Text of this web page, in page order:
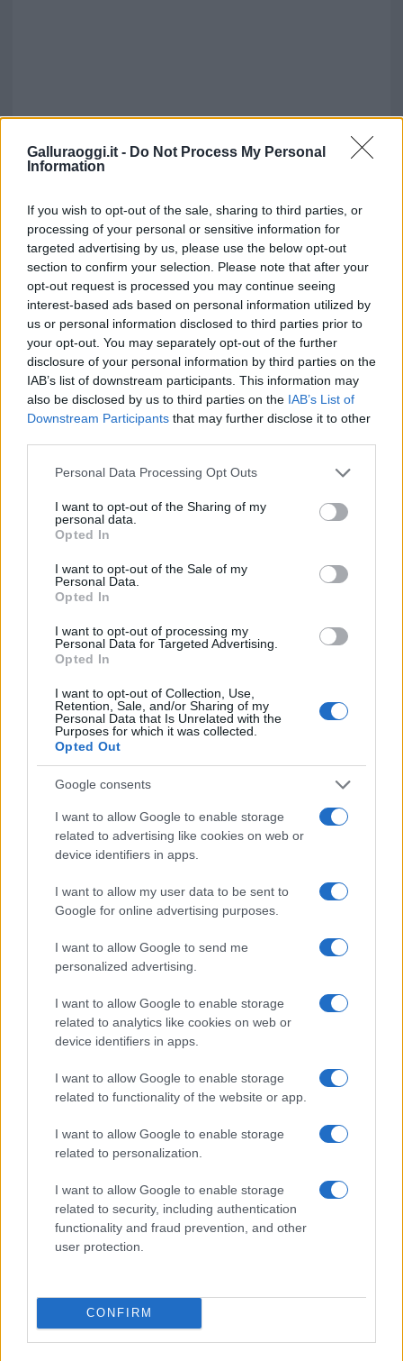
Galluraoggi.it - Do Not Process My Personal
Information
If you wish to opt-out of the sale, sharing to third parties, or
processing of your personal or sensitive information for
targeted advertising by us, please use the below opt-out
section to confirm your selection. Please note that after your
opt-out request is processed you may continue seeing
interest-based ads based on personal information utilized by
us or personal information disclosed to third parties prior to
your opt-out. You may separately opt-out of the further
disclosure of your personal information by third parties on the
IAB’s list of downstream participants. This information may
also be disclosed by us to third parties on the IAB’s List of
Downstream Participants that may further disclose it to other
Please note that this website/app uses one or more Google
not limited to your visit or usage behaviour. You may click to
grant or deny consent to Google and its third-party tags to
use your data for below specified purposes in below Google
consent section.
Personal Data Processing Opt Outs
I want to opt-out of the Sharing of my
personal data.
Opted In
I want to opt-out of the Sale of my
Personal Data.
Opted In
I want to opt-out of processing my
Personal Data for Targeted Advertising.
Opted In
I want to opt-out of Collection, Use,
Retention, Sale, and/or Sharing of my
Personal Data that Is Unrelated with the
Purposes for which it was collected.
Opted Out
Google consents
I want to allow Google to enable storage
related to advertising like cookies on web or
device identifiers in apps.
I want to allow my user data to be sent to
Google for online advertising purposes.
I want to allow Google to send me
personalized advertising.
I want to allow Google to enable storage
related to analytics like cookies on web or
device identifiers in apps.
I want to allow Google to enable storage
related to functionality of the website or app.
I want to allow Google to enable storage
related to personalization.
I want to allow Google to enable storage
related to security, including authentication
functionality and fraud prevention, and other
user protection.
CONFIRM
Vuoi rimuovere le pubblicità nazionali?
Puoi abbonarti asoli € 1,10 al mese
cliccandoqui
Sei già abbonato?
Puoi effettuare l'accesso andando nella
sezioneLogindal menù del sito o
cliccandoqui
TEMI: Comune Olbia
Elezioni Comunali Olbia
i tuoi video e le tue foto
Su WhatsApp al numero +39
Notizie in tempo reale?
Entra nel canale telegram di
GalluraOggi.it
Ricevi le nostre ultime news
daGoogle News
Condividi l'articolo
F
a
b
o
T
w
te
Pi
n
re
st
W
h
s
A
p
p
S
h
re
Prossimo articolo
NOTIZIE RECENTI
Le previsioni meteo per il weekend a Olbia e in
Gallura
Michelle Hunziker in Gallura, bella anche dal
vivo: un amico vip svela come fa